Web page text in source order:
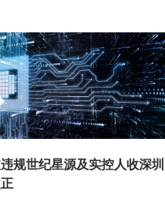
规世纪星源及实控人收深圳